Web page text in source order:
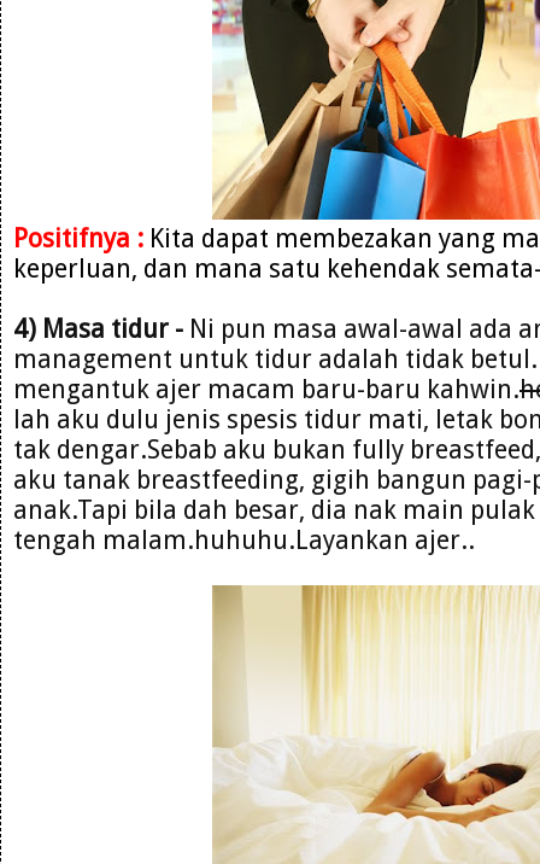
Positifnya : Kita dapat membezakan yang
keperluan, dan mana satu kehendak
4) Masa tidur - Ni pun masa awal-awal ada
management untuk tidur adalah tidak
mengantuk ajer macam baru-baru kahwin.
lah aku dulu jenis spesis tidur mati, letak
tak dengar.Sebab aku bukan fully
aku tanak breastfeeding, gigih bangun
anak.Tapi bila dah besar, dia nak main
tengah malam.huhuhu.Layankan ajer..